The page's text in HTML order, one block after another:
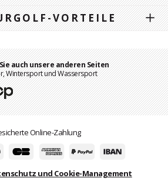
VORTEILE
auch unsere anderen Seiten
Wintersport und Wassersport
Online-Zahlung
und Cookie-Management